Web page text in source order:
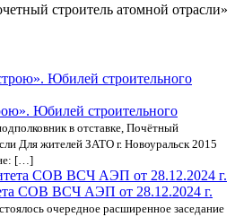
строитель атомной отрасли»
Юбилей строительного
в отставке, Почётный
Для жителей ЗАТО г. Новоуральск 2015
[…]
СОВ ВСЧ АЭП от 28.12.2024 г.
очередное расширенное заседание